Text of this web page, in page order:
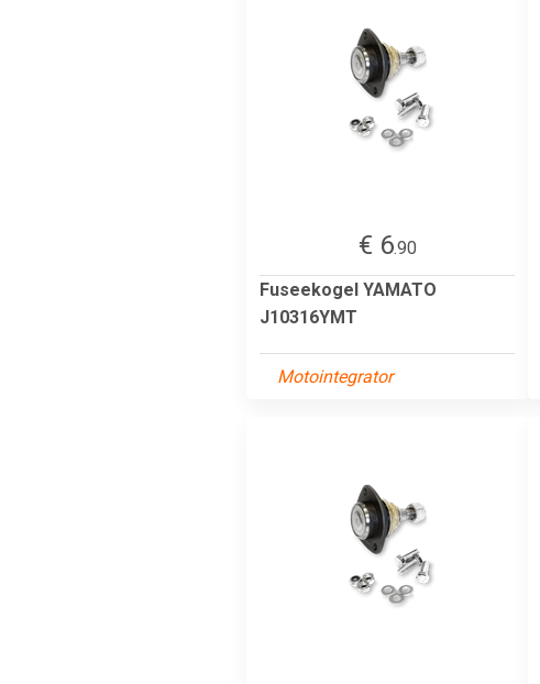
€ 6.90
Fuseekogel YAMATO
J10316YMT
Motointegrator